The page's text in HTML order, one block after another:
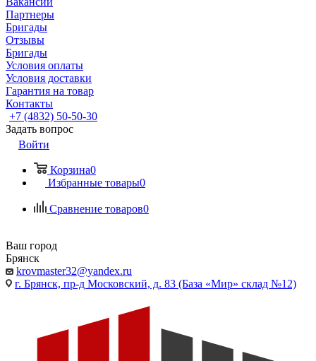
Партнеры
Бригады
Отзывы
Бригады
Условия оплаты
Условия доставки
Гарантия на товар
Контакты
+7 (4832) 50-50-30
Задать вопрос
Войти
Корзина0
Избранные товары0
Сравнение товаров0
Ваш город
Брянск
krovmaster32@yandex.ru
г. Брянск, пр-д Московский, д. 83 (База «Мир» склад №12)